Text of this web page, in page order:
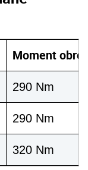
Moment
290 Nm
290 Nm
320 Nm